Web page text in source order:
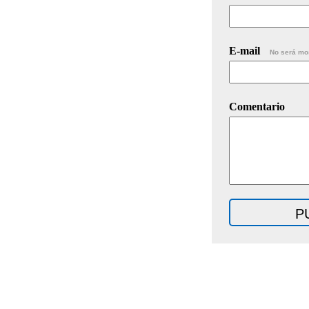
E-mail No será
Comentario